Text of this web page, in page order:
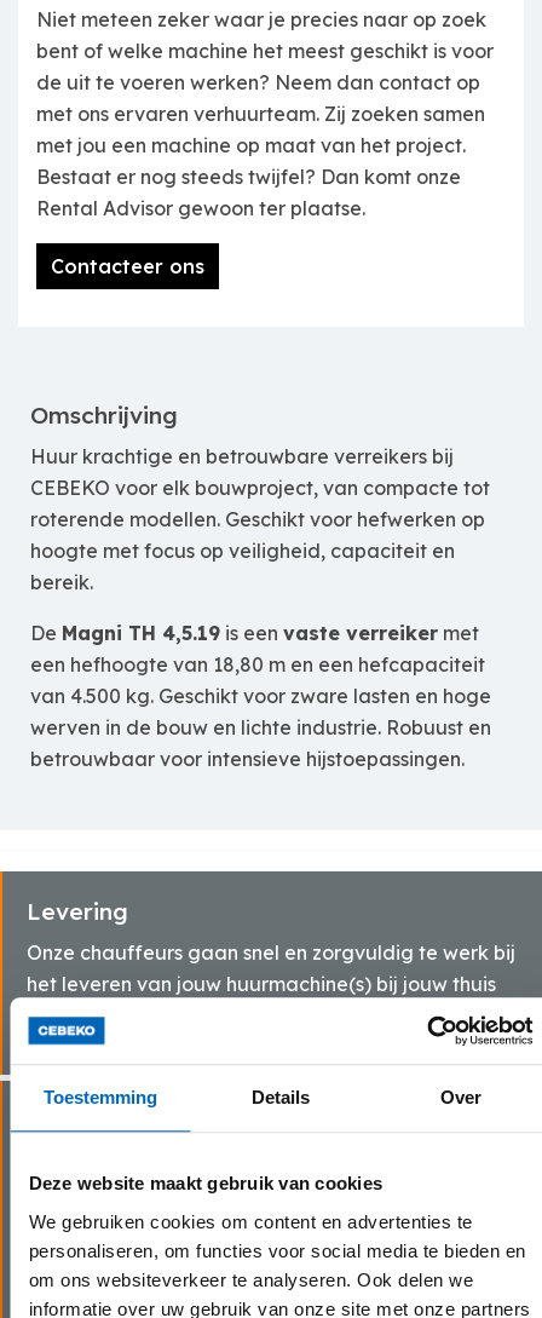
Toestemming Details Over
Deze website maakt gebruik van cookies
We gebruiken cookies om content en advertenties te
personaliseren, om functies voor social media te bieden en
om ons websiteverkeer te analyseren. Ook delen we
informatie over uw gebruik van onze site met onze partners
Niet meteen zeker waar je precies naar op zoek
bent of welke machine het meest geschikt is voor
de uit te voeren werken? Neem dan contact op
met ons ervaren verhuurteam. Zij zoeken samen
met jou een machine op maat van het project.
Bestaat er nog steeds twijfel? Dan komt onze
Rental Advisor gewoon ter plaatse.
Contacteer ons
Omschrijving
Huur krachtige en betrouwbare verreikers bij
CEBEKO voor elk bouwproject, van compacte tot
roterende modellen. Geschikt voor hefwerken op
hoogte met focus op veiligheid, capaciteit en
bereik.
De Magni TH 4,5.19 is een vaste verreiker met
een hefhoogte van 18,80 m en een hefcapaciteit
van 4.500 kg. Geschikt voor zware lasten en hoge
werven in de bouw en lichte industrie. Robuust en
betrouwbaar voor intensieve hijstoepassingen.
Levering
Onze chauffeurs gaan snel en zorgvuldig te werk bij
het leveren van jouw huurmachine(s) bij jouw thuis
of op de werf.
servicewagens kunnen wij steeds snel schakelen bij
last minute bestellingen of technische problemen.
Wij beschikken over goed uitgeruste servicewagens
voor assistentie op locatie en garanderen zo een